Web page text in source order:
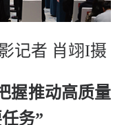
记者 肖翊I摄
握推动高质量
务”